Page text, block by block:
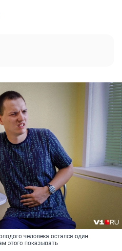
человека остался один
этого показывать